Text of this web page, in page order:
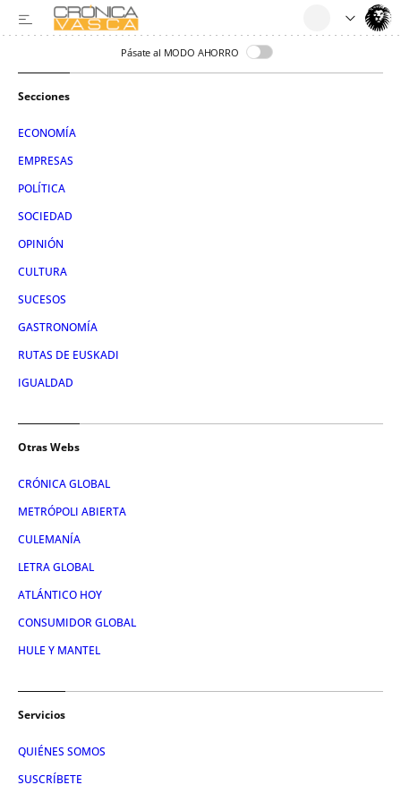
Pásate al MODO AHORRO
Secciones
ECONOMÍA
EMPRESAS
POLÍTICA
SOCIEDAD
OPINIÓN
CULTURA
SUCESOS
GASTRONOMÍA
RUTAS DE EUSKADI
IGUALDAD
Otras Webs
CRÓNICA GLOBAL
METRÓPOLI ABIERTA
CULEMANÍA
LETRA GLOBAL
ATLÁNTICO HOY
CONSUMIDOR GLOBAL
HULE Y MANTEL
Servicios
QUIÉNES SOMOS
SUSCRÍBETE